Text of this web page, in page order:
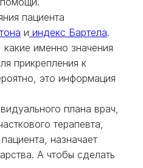
пациента
и индекс Бартела.
именно значения
прикрепления к
это информация
плана врач,
терапевта,
назначает
А чтобы сделать